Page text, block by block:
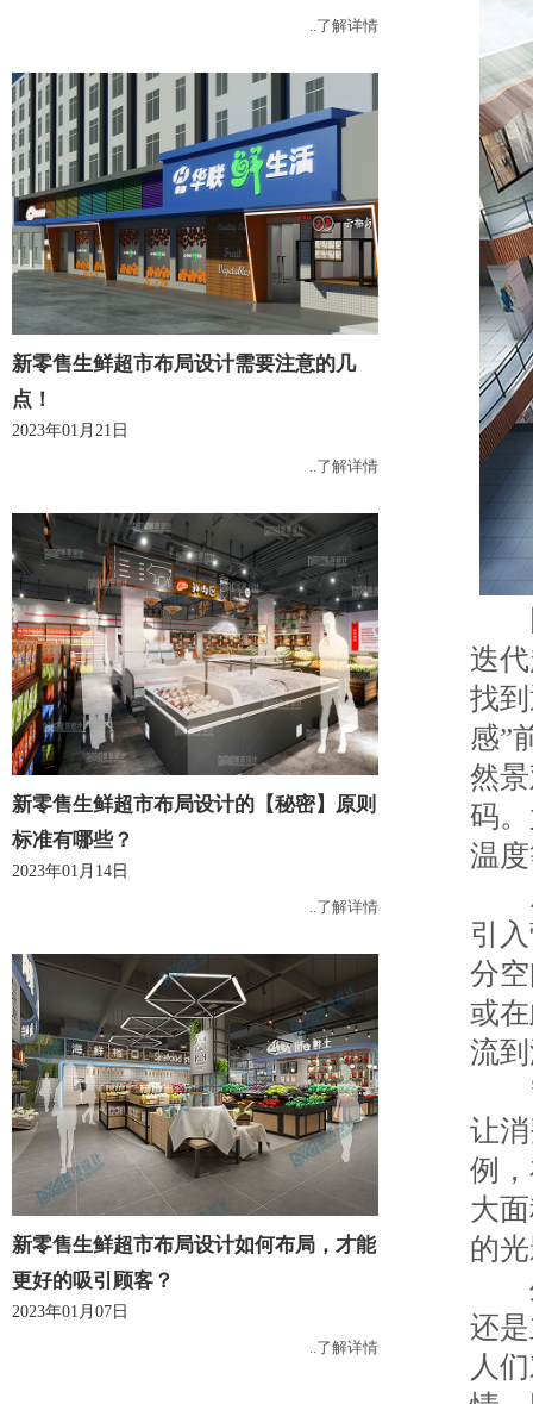
..了解详情
新零售生鲜超市布局设计需要注意的几
点！
2023年01月21日
..了解详情
新零售生鲜超市布局设计的【秘密】原则
标准有哪些？
2023年01月14日
..了解详情
新零售生鲜超市布局设计如何布局，才能
更好的吸引顾客？
2023年01月07日
..了解详情
迭
找
感”
然
码
温
引
分
或
流
穹
让
例
大
的
外
还
人